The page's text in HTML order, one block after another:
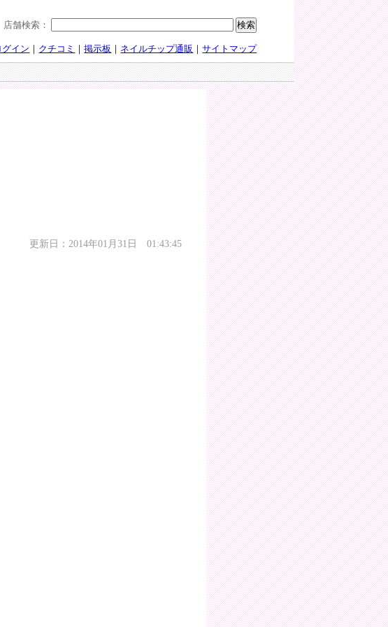
店舗検索：
グイン クチコミ ｜掲示板 ネイルチップ通販 ｜サイトマップ
更新日：2014年01月31日 01:43:45